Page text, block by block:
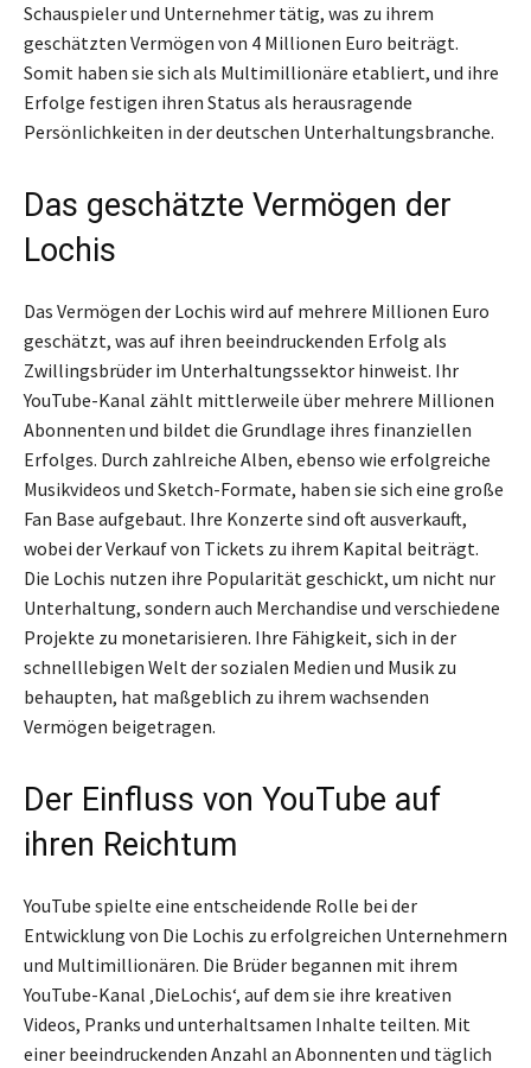
Schauspieler und Unternehmer tätig, was zu ihrem
geschätzten Vermögen von 4 Millionen Euro beiträgt.
Somit haben sie sich als Multimillionäre etabliert, und ihre
Erfolge festigen ihren Status als herausragende
Persönlichkeiten in der deutschen Unterhaltungsbranche.
Das geschätzte Vermögen der
Lochis
Das Vermögen der Lochis wird auf mehrere Millionen Euro
geschätzt, was auf ihren beeindruckenden Erfolg als
Zwillingsbrüder im Unterhaltungssektor hinweist. Ihr
YouTube-Kanal zählt mittlerweile über mehrere Millionen
Abonnenten und bildet die Grundlage ihres finanziellen
Erfolges. Durch zahlreiche Alben, ebenso wie erfolgreiche
Musikvideos und Sketch-Formate, haben sie sich eine große
Fan Base aufgebaut. Ihre Konzerte sind oft ausverkauft,
wobei der Verkauf von Tickets zu ihrem Kapital beiträgt.
Die Lochis nutzen ihre Popularität geschickt, um nicht nur
Unterhaltung, sondern auch Merchandise und verschiedene
Projekte zu monetarisieren. Ihre Fähigkeit, sich in der
schnelllebigen Welt der sozialen Medien und Musik zu
behaupten, hat maßgeblich zu ihrem wachsenden
Vermögen beigetragen.
Der Einfluss von YouTube auf
ihren Reichtum
YouTube spielte eine entscheidende Rolle bei der
Entwicklung von Die Lochis zu erfolgreichen Unternehmern
und Multimillionären. Die Brüder begannen mit ihrem
YouTube-Kanal ‚DieLochis‘, auf dem sie ihre kreativen
Videos, Pranks und unterhaltsamen Inhalte teilten. Mit
einer beeindruckenden Anzahl an Abonnenten und täglich